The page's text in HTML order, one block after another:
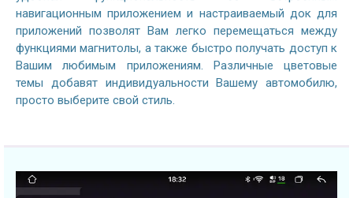
навигационным приложением и настраиваемый док для
приложений позволят Вам легко перемещаться между
функциями магнитолы, а также быстро получать доступ к
Вашим любимым приложениям. Различные цветовые
темы добавят индивидуальности Вашему автомобилю,
просто выберите свой стиль.